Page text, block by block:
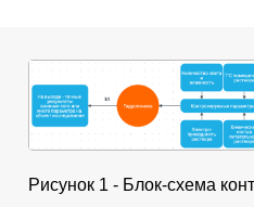
Рисунок 1 - Блок-схема